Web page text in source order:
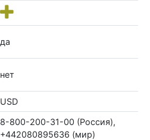
да
нет
USD
8-800-200-31-00 (Россия),
+442080895636 (мир)